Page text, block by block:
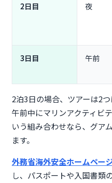
2日目 夜
3日目 午前
2泊3日の場合、ツアーは2
午前中にマリンアクティビ
いう組み合わせなら、グア
ます。
外務省海外安全ホームペー
し、パスポートや入国書類